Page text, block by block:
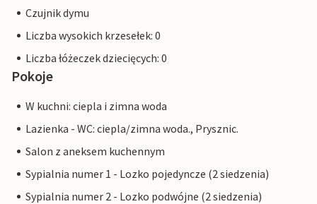
Czujnik dymu
Liczba wysokich krzesełek: 0
Liczba łóżeczek dziecięcych: 0
Pokoje
W kuchni: ciepla i zimna woda
Lazienka - WC: ciepla/zimna woda., Prysznic.
Salon z aneksem kuchennym
Sypialnia numer 1 - Lozko pojedyncze (2 siedzenia)
Sypialnia numer 2 - Lozko podwójne (2 siedzenia)